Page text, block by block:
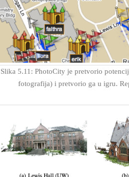
Slika 5.11: PhotoCity je pretvorio
fotografija) i pretvorio ga u igru.